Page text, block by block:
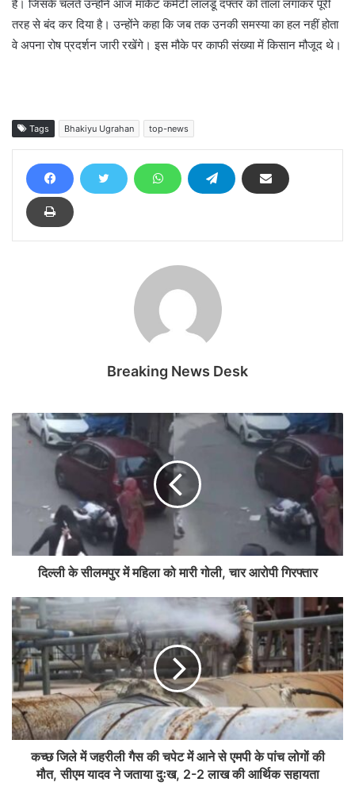
हैं। जिसके चलते उन्होंने आज मार्केट कमेटी लालडू दफ्तर को ताला लगाकर पूरी
तरह से बंद कर दिया है। उन्होंने कहा कि जब तक उनकी समस्या का हल नहीं होता
वे अपना रोष प्रदर्शन जारी रखेंगे। इस मौके पर काफी संख्या में किसान मौजूद थे।
Tags Bhakiyu Ugrahan top-news
Breaking News Desk
दिल्ली के सीलमपुर में महिला को मारी गोली, चार आरोपी गिरफ्तार
कच्छ जिले में जहरीली गैस की चपेट में आने से एमपी के पांच लोगों की
मौत, सीएम यादव ने जताया दुःख, 2-2 लाख की आर्थिक सहायता